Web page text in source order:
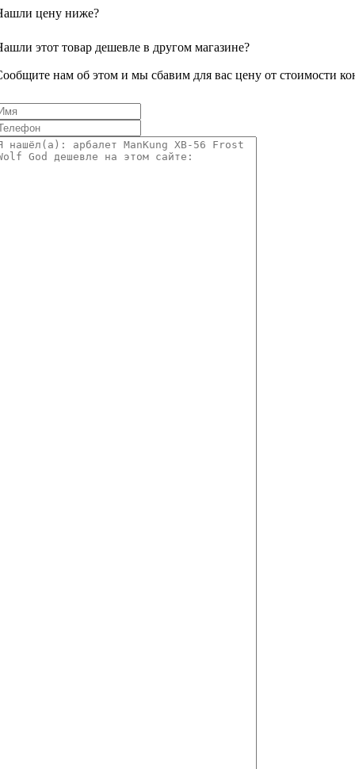
цену ниже?
этот товар дешевле в другом магазине?
нам об этом и мы сбавим для вас цену от стоимости